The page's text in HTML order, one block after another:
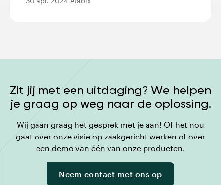
Zit jij met een uitdaging? We helpen
je graag op weg naar de oplossing.
Wij gaan graag het gesprek met je aan! Of het nou
gaat over onze visie op zaakgericht werken of over
een demo van één van onze producten.
Neem contact met ons op